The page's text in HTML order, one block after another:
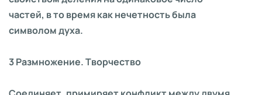
частей, в то время как нечетность была
символом духа.
3 Размножение. Творчество